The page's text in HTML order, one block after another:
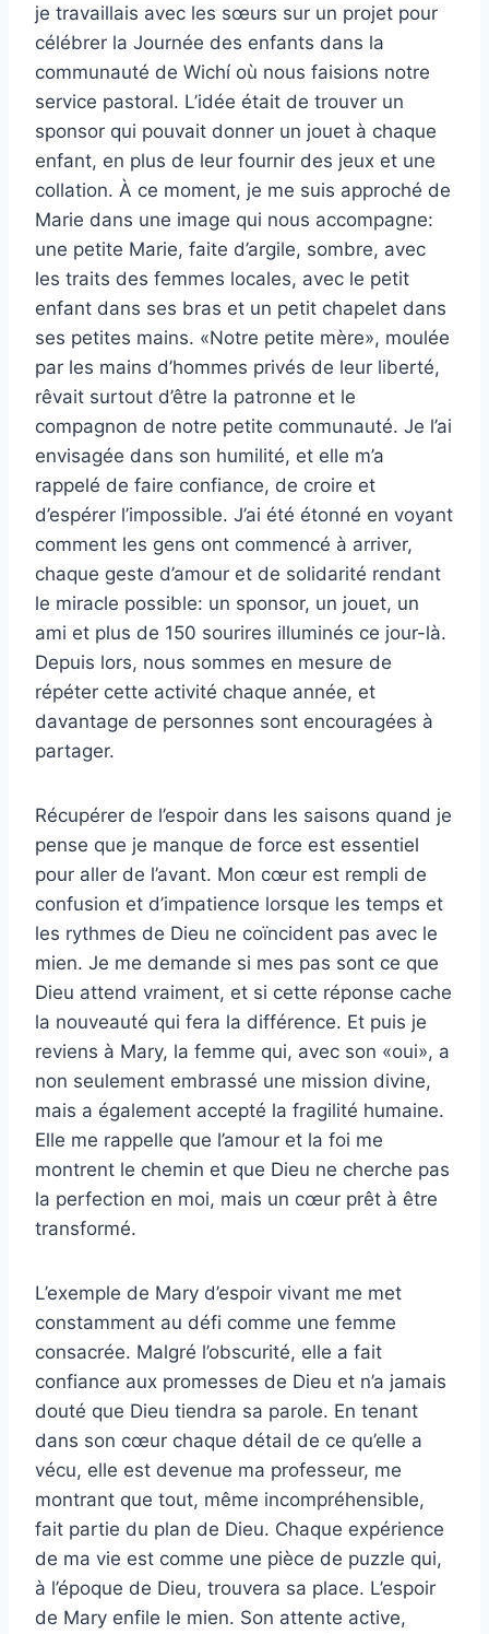
je travaillais avec les sœurs sur un projet pour
célébrer la Journée des enfants dans la
communauté de Wichí où nous faisions notre
service pastoral. L’idée était de trouver un
sponsor qui pouvait donner un jouet à chaque
enfant, en plus de leur fournir des jeux et une
collation. À ce moment, je me suis approché de
Marie dans une image qui nous accompagne:
une petite Marie, faite d’argile, sombre, avec
les traits des femmes locales, avec le petit
enfant dans ses bras et un petit chapelet dans
ses petites mains. «Notre petite mère», moulée
par les mains d’hommes privés de leur liberté,
rêvait surtout d’être la patronne et le
compagnon de notre petite communauté. Je l’ai
envisagée dans son humilité, et elle m’a
rappelé de faire confiance, de croire et
d’espérer l’impossible. J’ai été étonné en voyant
comment les gens ont commencé à arriver,
chaque geste d’amour et de solidarité rendant
le miracle possible: un sponsor, un jouet, un
ami et plus de 150 sourires illuminés ce jour-là.
Depuis lors, nous sommes en mesure de
répéter cette activité chaque année, et
davantage de personnes sont encouragées à
partager.
Récupérer de l’espoir dans les saisons quand je
pense que je manque de force est essentiel
pour aller de l’avant. Mon cœur est rempli de
confusion et d’impatience lorsque les temps et
les rythmes de Dieu ne coïncident pas avec le
mien. Je me demande si mes pas sont ce que
Dieu attend vraiment, et si cette réponse cache
la nouveauté qui fera la différence. Et puis je
reviens à Mary, la femme qui, avec son «oui», a
non seulement embrassé une mission divine,
mais a également accepté la fragilité humaine.
Elle me rappelle que l’amour et la foi me
montrent le chemin et que Dieu ne cherche pas
la perfection en moi, mais un cœur prêt à être
transformé.
L’exemple de Mary d’espoir vivant me met
constamment au défi comme une femme
consacrée. Malgré l’obscurité, elle a fait
confiance aux promesses de Dieu et n’a jamais
douté que Dieu tiendra sa parole. En tenant
dans son cœur chaque détail de ce qu’elle a
vécu, elle est devenue ma professeur, me
montrant que tout, même incompréhensible,
fait partie du plan de Dieu. Chaque expérience
de ma vie est comme une pièce de puzzle qui,
à l’époque de Dieu, trouvera sa place. L’espoir
de Mary enfile le mien. Son attente active,